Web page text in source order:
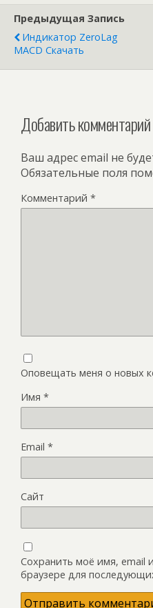
Предыдущая Запись
Индикатор ZeroLag
MACD Скачать
Добавить комментарий
Ваш адрес email не
Обязательные поля
Комментарий *
Оповещать меня о новых
Имя *
Email *
Сайт
Сохранить моё имя, email
браузере для